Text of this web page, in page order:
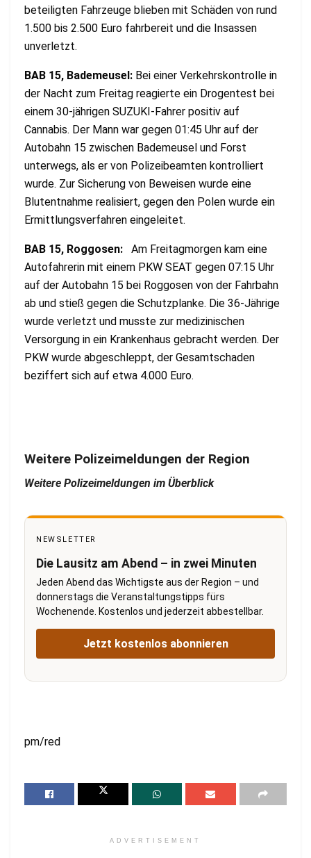
beteiligten Fahrzeuge blieben mit Schäden von rund
1.500 bis 2.500 Euro fahrbereit und die Insassen
unverletzt.
BAB 15, Bademeusel: Bei einer Verkehrskontrolle in
der Nacht zum Freitag reagierte ein Drogentest bei
einem 30-jährigen SUZUKI-Fahrer positiv auf
Cannabis. Der Mann war gegen 01:45 Uhr auf der
Autobahn 15 zwischen Bademeusel und Forst
unterwegs, als er von Polizeibeamten kontrolliert
wurde. Zur Sicherung von Beweisen wurde eine
Blutentnahme realisiert, gegen den Polen wurde ein
Ermittlungsverfahren eingeleitet.
BAB 15, Roggosen: Am Freitagmorgen kam eine
Autofahrerin mit einem PKW SEAT gegen 07:15 Uhr
auf der Autobahn 15 bei Roggosen von der Fahrbahn
ab und stieß gegen die Schutzplanke. Die 36-Jährige
wurde verletzt und musste zur medizinischen
Versorgung in ein Krankenhaus gebracht werden. Der
PKW wurde abgeschleppt, der Gesamtschaden
beziffert sich auf etwa 4.000 Euro.
Weitere Polizeimeldungen der Region
Weitere Polizeimeldungen im Überblick
NEWSLETTER
Die Lausitz am Abend – in zwei Minuten
Jeden Abend das Wichtigste aus der Region – und
donnerstags die Veranstaltungstipps fürs
Wochenende. Kostenlos und jederzeit abbestellbar.
Jetzt kostenlos abonnieren
pm/red
ADVERTISEMENT